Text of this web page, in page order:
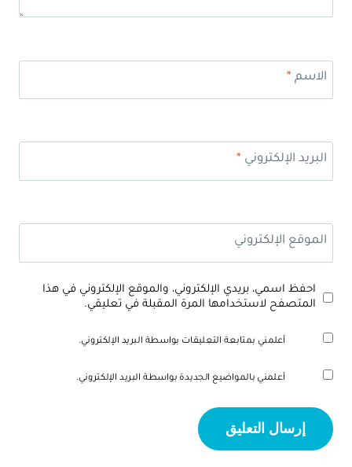
الاسم*
البريد الإلكتروني*
الموقع الإلكتروني
احفظ اسمي، بريدي الإلكتروني، والموقع الإلكتروني في هذا
المتصفح لاستخدامها المرة المقبلة في تعليقي.
أعلمني بمتابعة التعليقات بواسطة البريد الإلكتروني.
أعلمني بالمواضيع الجديدة بواسطة البريد الإلكتروني.